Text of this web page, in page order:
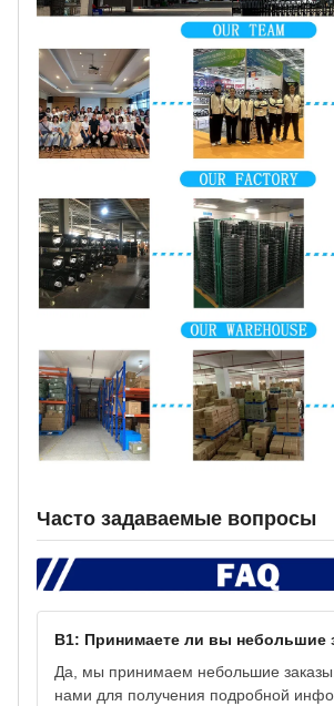
Часто задаваемые вопросы
В1: Принимаете ли вы небольшие
Да, мы принимаем небольшие
нами для получения подробной